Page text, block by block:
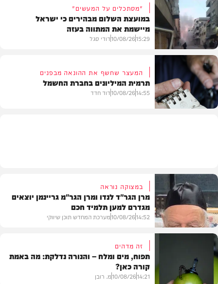
חדשות
חדשות
"מסתכלים על המעשים"
במועצת השלום מבהירים כי ישראל
מיישמת את המתווה בעזה
15:29
10/08/26דודי סגל
המעצר שחשף את ההונאה מבפנים
תרמית המיליונים בחברת החשמל
14:55
10/08/26דוד חדד
בית המדרש
במצוקה נוראה
מרן הגר"ד לנדו ומרן הגר"מ גריינמן יוצאים
מגדרם למען תלמיד חכם
14:52
10/08/26מערכת המחדש תוכן שיווקי
זה מדהים
תפוח, מים ומלח – והנורה נדלקת: מה באמת
קורה כאן?
14:21
10/08/26מ. רובן